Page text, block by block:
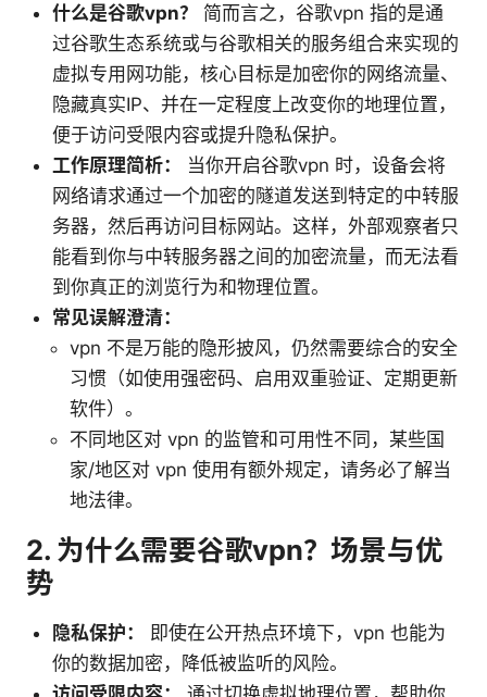
什么是谷歌vpn？
简而言之，谷歌vpn 指的是通
过谷歌生态系统或与谷歌相关的服务组合来实现的
虚拟专用网功能，核心目标是加密你的网络流量、
隐藏真实IP、并在一定程度上改变你的地理位置，
便于访问受限内容或提升隐私保护。
工作原理简析：
当你开启谷歌vpn 时，设备会将
网络请求通过一个加密的隧道发送到特定的中转服
务器，然后再访问目标网站。这样，外部观察者只
能看到你与中转服务器之间的加密流量，而无法看
到你真正的浏览行为和物理位置。
常见误解澄清：
vpn 不是万能的隐形披风，仍然需要综合的安全
习惯（如使用强密码、启用双重验证、定期更新
软件）。
不同地区对 vpn 的监管和可用性不同，某些国
家/地区对 vpn 使用有额外规定，请务必了解当
地法律。
2. 为什么需要谷歌vpn？场景与优
势
隐私保护：
即使在公开热点环境下，vpn 也能为
你的数据加密，降低被监听的风险。